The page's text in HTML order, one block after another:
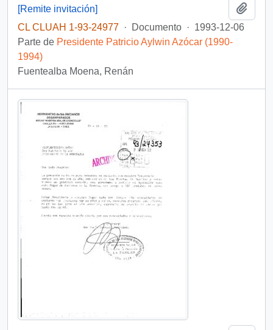
[Remite invitación]
CL CLUAH 1-93-24977 · Documento · 1993-12-06
Parte de Presidente Patricio Aylwin Azócar (1990-
1994)
Fuentealba Moena, Renán